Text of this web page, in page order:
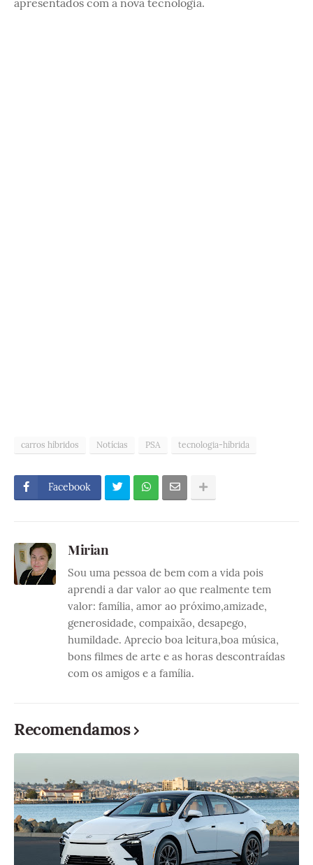
carros híbridos Notícias PSA tecnologia-híbrida
Facebook
Mirian
Sou uma pessoa de bem com a vida pois
aprendi a dar valor ao que realmente tem
valor: família, amor ao próximo,amizade,
generosidade, compaixão, desapego,
humildade. Aprecio boa leitura,boa música,
bons filmes de arte e as horas descontraídas
com os amigos e a família.
Recomendamos